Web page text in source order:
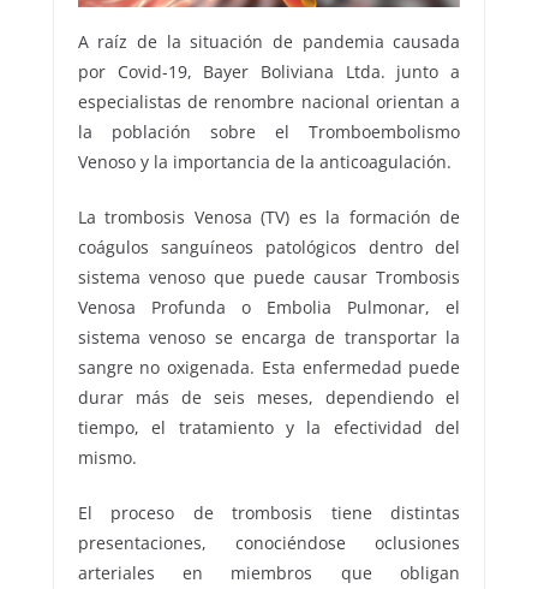
A raíz de la situación de pandemia causada
por Covid-19, Bayer Boliviana Ltda. junto a
especialistas de renombre nacional orientan a
la población sobre el Tromboembolismo
Venoso y la importancia de la anticoagulación.
La trombosis Venosa (TV) es la formación de
coágulos sanguíneos patológicos dentro del
sistema venoso que puede causar Trombosis
Venosa Profunda o Embolia Pulmonar, el
sistema venoso se encarga de transportar la
sangre no oxigenada. Esta enfermedad puede
durar más de seis meses, dependiendo el
tiempo, el tratamiento y la efectividad del
mismo.
El proceso de trombosis tiene distintas
presentaciones, conociéndose oclusiones
arteriales en miembros que obligan